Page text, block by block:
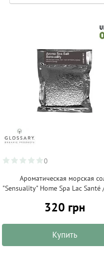
0
Ароматическая морская
"Sensuality" Home Spa Lac Santé
320 грн
Купить